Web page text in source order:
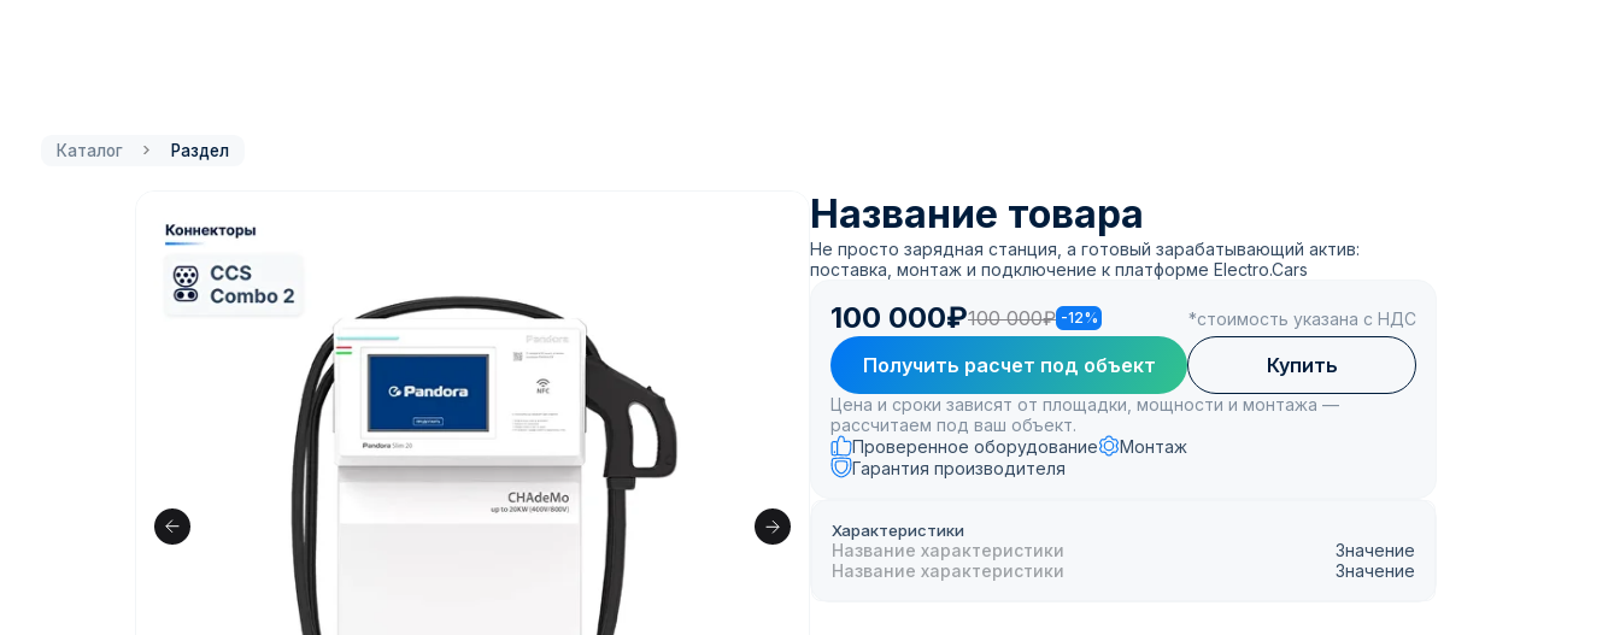
Название товара
Не просто зарядная станция, а готовый зарабатывающий актив:
поставка, монтаж и подключение к платформе Electro.Cars
100 000₽100 000₽ -12% *стоимость указана с НДС
Получить расчет под объект Купить
Цена и сроки зависят от площадки, мощности и монтажа —
рассчитаем под ваш объект.
Проверенное оборудование
Монтаж
Гарантия производителя
Характеристики
Название характеристики
Значение
Название характеристики
Значение